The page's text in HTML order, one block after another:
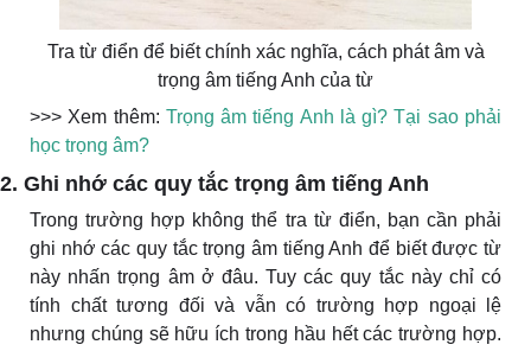
Tra từ điển để biết chính xác nghĩa, cách phát âm và
trọng âm tiếng Anh của từ
>>> Xem thêm: Trọng âm tiếng Anh là gì? Tại sao phải
học trọng âm?
2. Ghi nhớ các quy tắc trọng âm tiếng Anh
Trong trường hợp không thể tra từ điển, bạn cần phải
ghi nhớ các quy tắc trọng âm tiếng Anh để biết được từ
này nhấn trọng âm ở đâu. Tuy các quy tắc này chỉ có
tính chất tương đối và vẫn có trường hợp ngoại lệ
nhưng chúng sẽ hữu ích trong hầu hết các trường hợp.